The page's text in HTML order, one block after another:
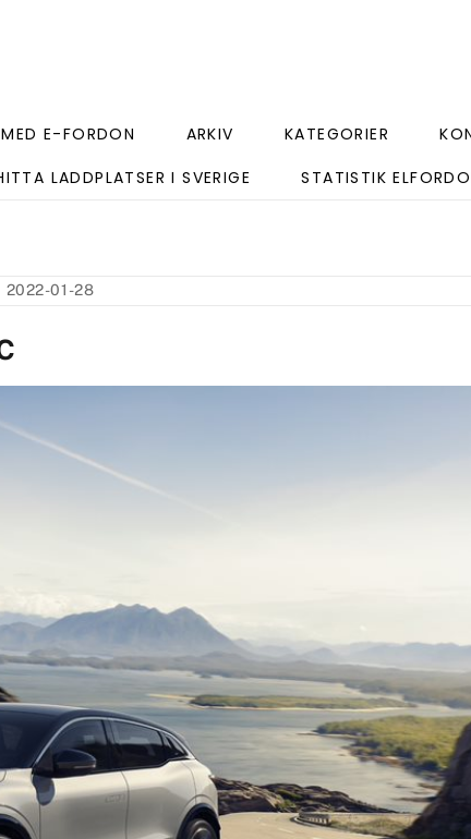
E-FORDON ARKIV KATEGORIER
LADDPLATSER I SVERIGE
STATISTIK
2022-01-28